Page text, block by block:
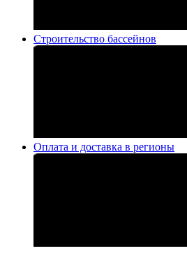
Строительство бассейнов
Оплата и доставка в регионы